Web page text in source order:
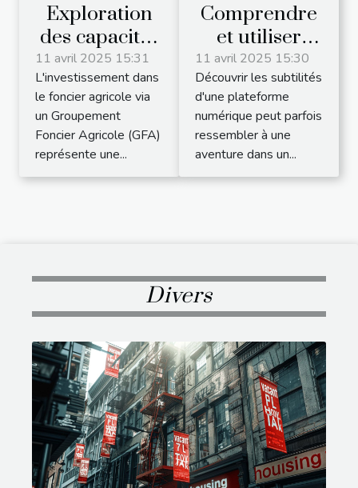
Exploration
des capacités
d'emprunt
d'un
Groupement
Foncier
Agricole
11 avril 2025 15:31
L'investissement dans
le foncier agricole via
un Groupement
Foncier Agricole (GFA)
représente une...
Comprendre
et utiliser
efficacement
Tik Tok, le
réseau social
en vogue
11 avril 2025 15:30
Découvrir les subtilités
d'une plateforme
numérique peut parfois
ressembler à une
aventure dans un...
Divers